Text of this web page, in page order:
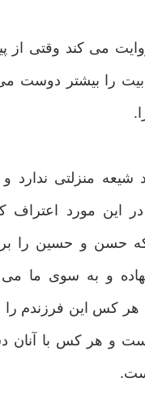
می کند وقتی از
را بیشتر دوست
شیعه منزلتی ندارد
این مورد اعتراف
که حسن و حسین را
و به سوی ما می
هر کس این فرزندم را
و هر کس با آنان